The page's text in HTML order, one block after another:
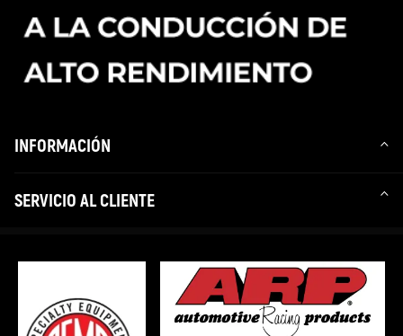
INFORMACIÓN
SERVICIO AL CLIENTE